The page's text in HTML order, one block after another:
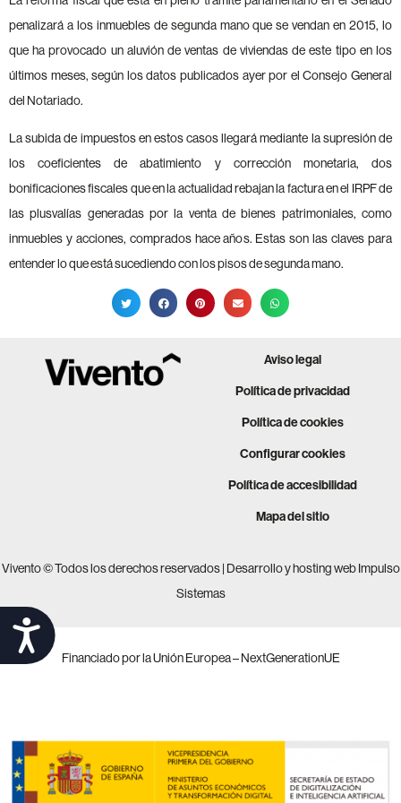
Accesibilidad
penalizará a los inmuebles de segunda mano que se vendan en 2015, lo
que ha provocado un aluvión de ventas de viviendas de este tipo en los
últimos meses, según los datos publicados ayer por el Consejo General
del Notariado.
La subida de impuestos en estos casos llegará mediante la supresión de
los coeficientes de abatimiento y corrección monetaria, dos
bonificaciones fiscales que en la actualidad rebajan la factura en el IRPF de
las plusvalías generadas por la venta de bienes patrimoniales, como
inmuebles y acciones, comprados hace años. Estas son las claves para
entender lo que está sucediendo con los pisos de segunda mano.
Aviso legal
Política de privacidad
Política de cookies
Configurar cookies
Política de accesibilidad
Mapa del sitio
Vivento © Todos los derechos reservados | Desarrollo y hosting web Impulso
Sistemas
Financiado por la Unión Europea – NextGenerationUE